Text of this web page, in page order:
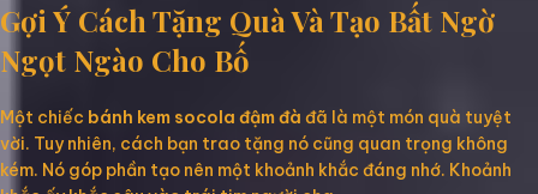
Gợi Ý Cách Tặng Quà Và Tạo Bất Ngờ
Ngọt Ngào Cho Bố
Một chiếc bánh kem socola đậm đà đã là một món quà tuyệt
vời. Tuy nhiên, cách bạn trao tặng nó cũng quan trọng không
kém. Nó góp phần tạo nên một khoảnh khắc đáng nhớ. Khoảnh